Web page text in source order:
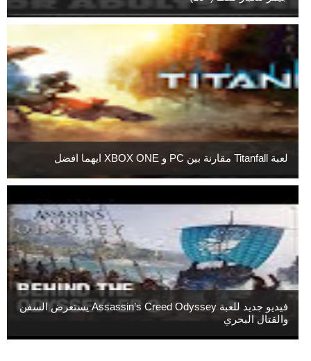
لعبة Titanfall مقارنة بين PC و XBOX ONE ايهما افضل
فيديو جديد للعبة Assassin’s Creed Odyssey يستعرض السفن
والقتال البحري